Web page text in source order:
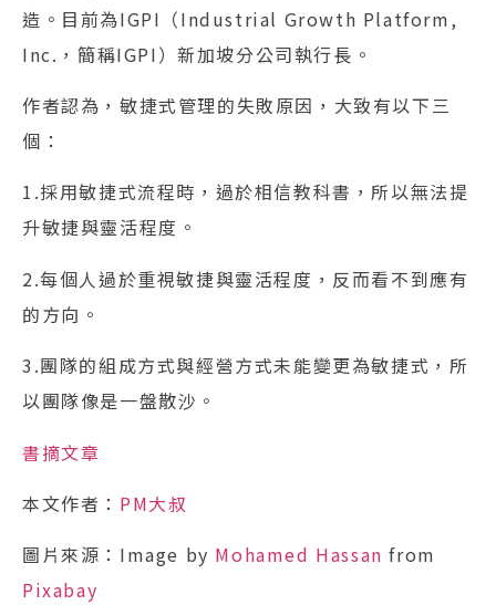
造。目前為IGPI（Industrial Growth Platform,
Inc.，簡稱IGPI）新加坡分公司執行長。
作者認為，敏捷式管理的失敗原因，大致有以下三
個：
1.採用敏捷式流程時，過於相信教科書，所以無法提
升敏捷與靈活程度。
2.每個人過於重視敏捷與靈活程度，反而看不到應有
的方向。
3.團隊的組成方式與經營方式未能變更為敏捷式，所
以團隊像是一盤散沙。
書摘文章
本文作者： PM大叔
圖片來源：Image by Mohamed Hassan from
Pixabay